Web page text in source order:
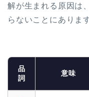
解が生まれる原因は、
らないことにありま
品
詞
意味